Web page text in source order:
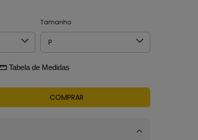
Tamanho
Tabela de Medidas